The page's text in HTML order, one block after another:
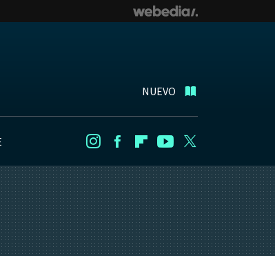
NUEVO
InstagramFacebookFlipboard
Youtube